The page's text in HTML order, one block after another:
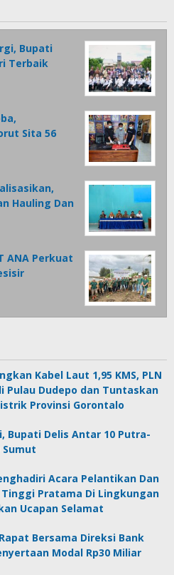
Bupati
Terbaik
Sita 56
Hauling Dan
ANA Perkuat
Kabel Laut 1,95 KMS, PLN
Pulau Dudepo dan Tuntaskan
Provinsi Gorontalo
Bupati Delis Antar 10 Putra-
Acara Pelantikan Dan
Pratama Di Lingkungan
Ucapan Selamat
Bersama Direksi Bank
Modal Rp30 Miliar